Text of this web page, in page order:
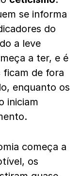
se informa
do
a leve
a ter, e é
ficam de fora
enquanto os
iniciam
começa a
os